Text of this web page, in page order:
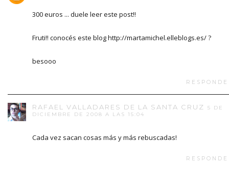
300 euros ... duele leer este post!!
Fruti!! conocés este blog http://martamichel.elleblogs.es/ ?
besooo
RAFAEL VALLADARES DE LA SANTA CRUZ
5 DE
DICIEMBRE DE 2008 A LAS 15:04
Cada vez sacan cosas más y más rebuscadas!